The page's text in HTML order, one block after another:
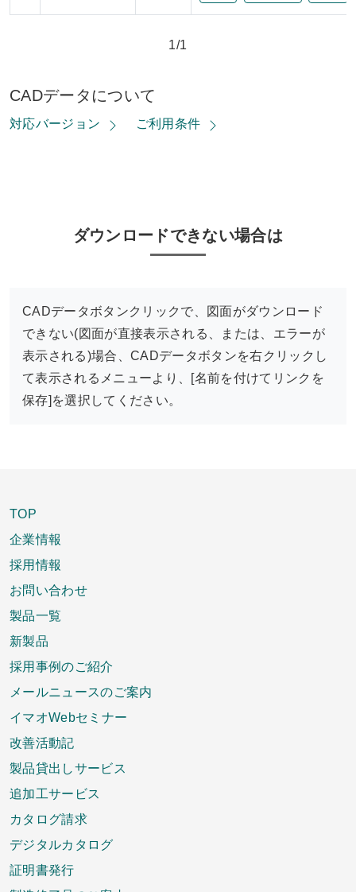
1/1
CADデータについて
対応バージョン ご利用条件
ダウンロードできない場合は
CADデータボタンクリックで、図面がダウンロード
できない(図面が直接表示される、または、エラーが
表示される)場合、CADデータボタンを右クリックし
て表示されるメニューより、[名前を付けてリンクを
保存]を選択してください。
TOP
企業情報
採用情報
お問い合わせ
製品一覧
新製品
採用事例のご紹介
メールニュースのご案内
イマオWebセミナー
改善活動記
製品貸出しサービス
追加工サービス
カタログ請求
デジタルカタログ
証明書発行